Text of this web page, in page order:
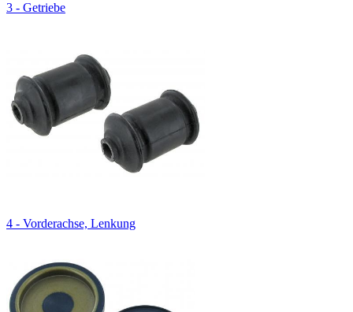
3 - Getriebe
4 - Vorderachse, Lenkung